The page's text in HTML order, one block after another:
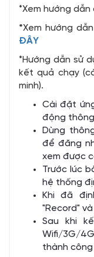
*Xem hướng
*Xem hướng
ĐÂY
*Hướng dẫn sử
kết quả chạy
minh).
Cài đặt
động thông
Dùng
để đăng
xem được
Trước lúc
hệ thống
Khi đã
"Record"
Sau khi
Wifi/3G/
thành